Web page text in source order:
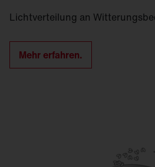
Licht­verteilung an
Mehr erfahren.